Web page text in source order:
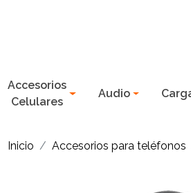
Accesorios
Celulares
Audio
Inicio Accesorios para teléfonos